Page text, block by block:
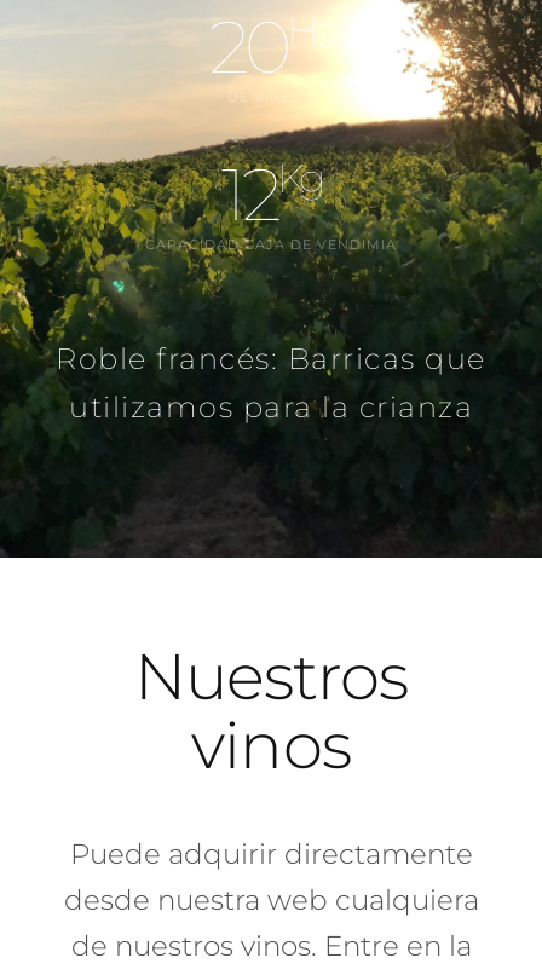
DE VIÑEDO
20Ha
CAPACIDAD CAJA DE VENDIMIA
12Kg
Roble francés: Barricas que
utilizamos para la crianza
Nuestros
vinos
Puede adquirir directamente
desde nuestra web cualquiera
de nuestros vinos. Entre en la